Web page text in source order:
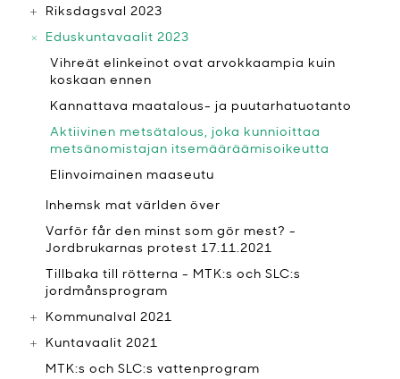
Riksdagsval 2023
Eduskuntavaalit 2023
Vihreät elinkeinot ovat arvokkaampia kuin
koskaan ennen
Kannattava maatalous- ja puutarhatuotanto
Aktiivinen metsätalous, joka kunnioittaa
metsänomistajan itsemääräämisoikeutta
Elinvoimainen maaseutu
Inhemsk mat världen över
Varför får den minst som gör mest? -
Jordbrukarnas protest 17.11.2021
Tillbaka till rötterna - MTK:s och SLC:s
jordmånsprogram
Kommunalval 2021
Kuntavaalit 2021
MTK:s och SLC:s vattenprogram